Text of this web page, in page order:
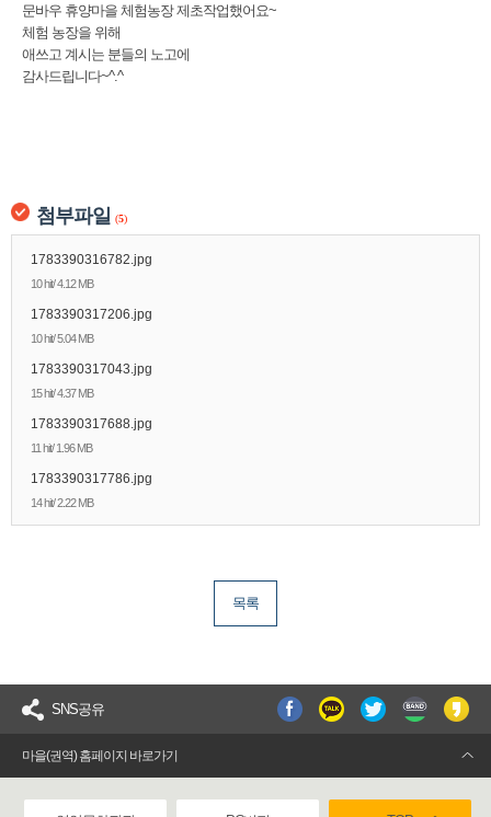
문바우 휴양마을 체험농장 제초작업했어요~
체험 농장을 위해
애쓰고 계시는 분들의 노고에
감사드립니다~^.^
첨부파일 (5)
1783390316782.jpg
10 hit/ 4.12 MB
1783390317206.jpg
10 hit/ 5.04 MB
1783390317043.jpg
15 hit/ 4.37 MB
1783390317688.jpg
11 hit/ 1.96 MB
1783390317786.jpg
14 hit/ 2.22 MB
목록
SNS공유
마을(권역) 홈페이지 바로가기